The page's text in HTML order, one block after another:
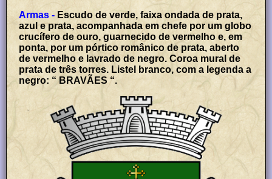
Armas - Escudo de verde, faixa ondada de prata,
azul e prata, acompanhada em chefe por um globo
crucífero de ouro, guarnecido de vermelho e, em
ponta, por um pórtico românico de prata, aberto
de vermelho e lavrado de negro. Coroa mural de
prata de três torres. Listel branco, com a legenda a
negro: “ BRAVÃES “.